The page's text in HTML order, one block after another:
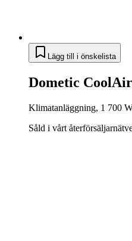
Lägg till i önskelista
Dometic
Klimatanläggning, 1 700
Såld i vårt